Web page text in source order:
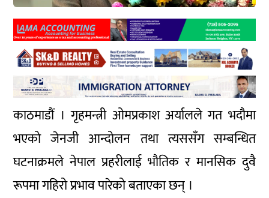
काठमाडौं । गृहमन्त्री ओमप्रकाश अर्यालले गत भदौमा
भएको जेनजी आन्दोलन तथा त्यससँग सम्बन्धित
घटनाक्रमले नेपाल प्रहरीलाई भौतिक र मानसिक दुवै
रूपमा गहिरो प्रभाव पारेको बताएका छन् ।